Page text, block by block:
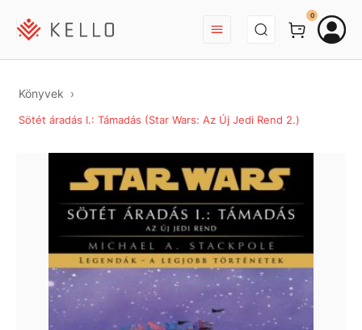
BEJELENTKEZÉS
0
Könyvek
Sötét áradás I.: Támadás (Star Wars: Az Új Jedi Rend 2.)